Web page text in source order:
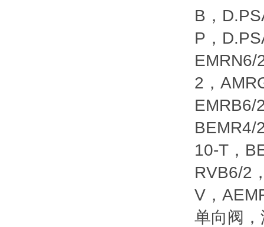
B，
P，
EMRN6/
2，
EMRB6/
BEMR4/
10-T，
RVB6/2
V，
单向阀